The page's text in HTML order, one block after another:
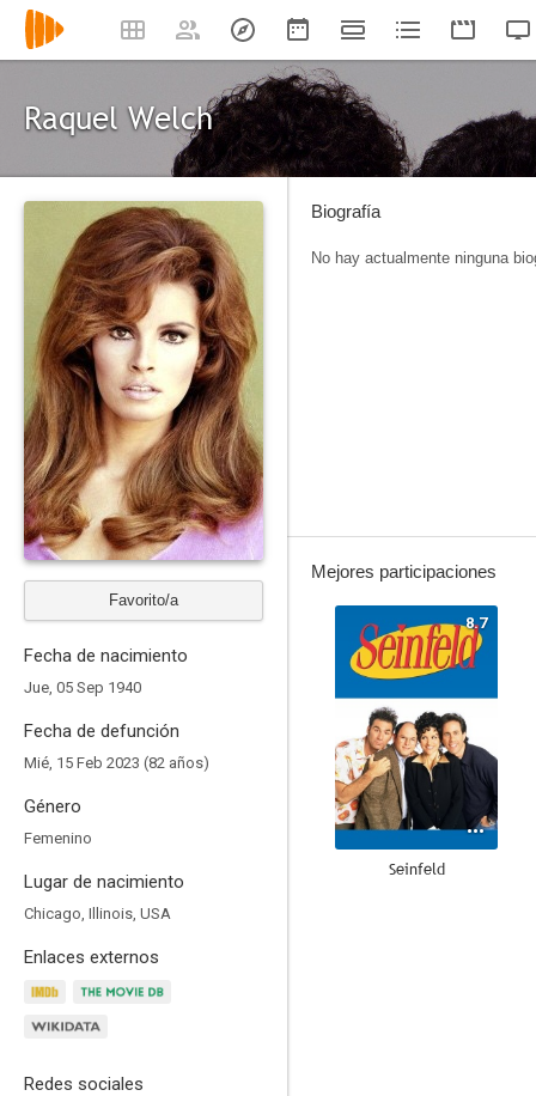
Raquel Welch
Favorito/a
Fecha de nacimiento
Jue, 05 Sep 1940
Fecha de defunción
Mié, 15 Feb 2023 (82 años)
Género
Femenino
Lugar de nacimiento
Chicago, Illinois, USA
Enlaces externos
Redes sociales
Biografía
No hay actualmente ninguna
Mejores participaciones
8.7
Seinfeld